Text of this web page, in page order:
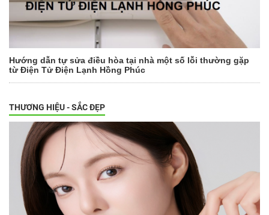
Hướng dẫn tự sửa điều hòa tại nhà một số lỗi thường gặp
từ Điện Tử Điện Lạnh Hồng Phúc
THƯƠNG HIỆU - SẮC ĐẸP